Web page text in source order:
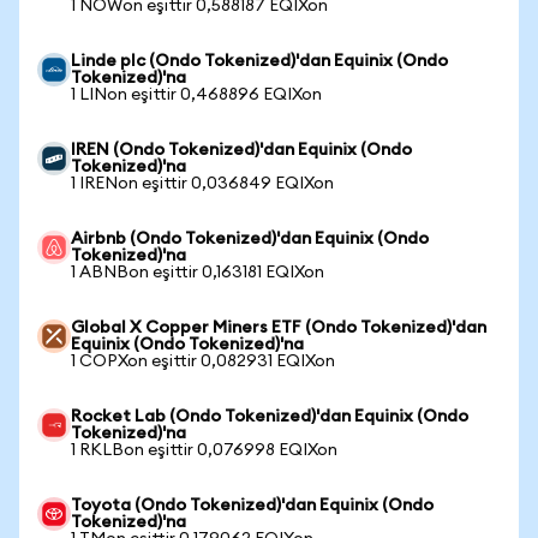
1 NOWon eşittir 0,588187 EQIXon
Linde plc (Ondo Tokenized)'dan Equinix (Ondo
Tokenized)'na
1 LINon eşittir 0,468896 EQIXon
IREN (Ondo Tokenized)'dan Equinix (Ondo
Tokenized)'na
1 IRENon eşittir 0,036849 EQIXon
Airbnb (Ondo Tokenized)'dan Equinix (Ondo
Tokenized)'na
1 ABNBon eşittir 0,163181 EQIXon
Global X Copper Miners ETF (Ondo Tokenized)'dan
Equinix (Ondo Tokenized)'na
1 COPXon eşittir 0,082931 EQIXon
Rocket Lab (Ondo Tokenized)'dan Equinix (Ondo
Tokenized)'na
1 RKLBon eşittir 0,076998 EQIXon
Toyota (Ondo Tokenized)'dan Equinix (Ondo
Tokenized)'na